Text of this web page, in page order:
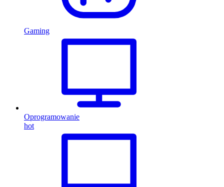
Gaming
Oprogramowanie
hot